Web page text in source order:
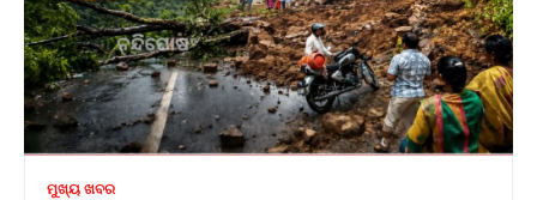
ମୁଖ୍ୟ ଖବର